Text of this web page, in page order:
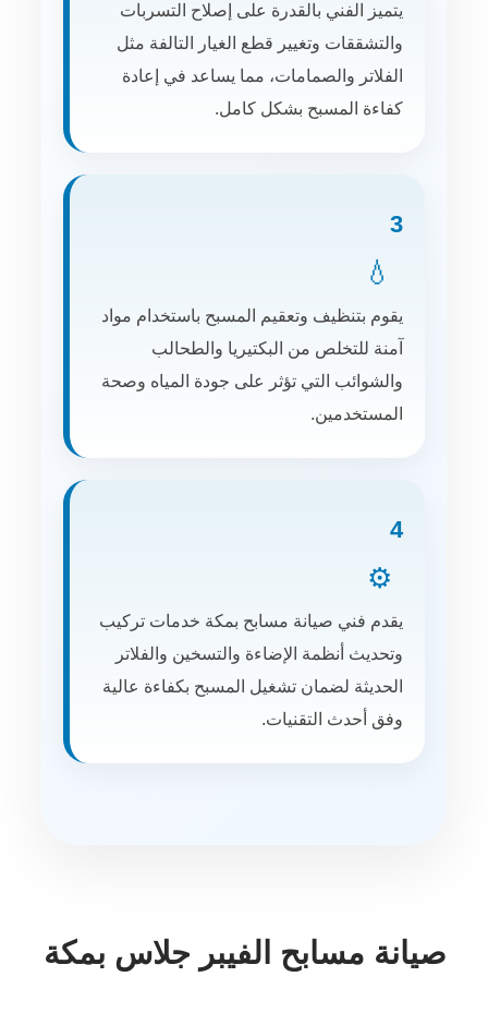
يتميز الفني بالقدرة على إصلاح التسربات
والتشققات وتغيير قطع الغيار التالفة مثل
الفلاتر والصمامات، مما يساعد في إعادة
كفاءة المسبح بشكل كامل.
3
💧
يقوم بتنظيف وتعقيم المسبح باستخدام مواد
آمنة للتخلص من البكتيريا والطحالب
والشوائب التي تؤثر على جودة المياه وصحة
المستخدمين.
4
⚙️
يقدم فني صيانة مسابح بمكة خدمات تركيب
وتحديث أنظمة الإضاءة والتسخين والفلاتر
الحديثة لضمان تشغيل المسبح بكفاءة عالية
وفق أحدث التقنيات.
صيانة مسابح الفيبر جلاس بمكة